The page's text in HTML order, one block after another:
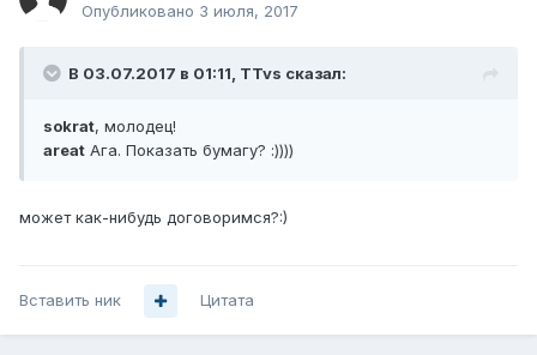
Опубликовано 3 июля, 2017
В 03.07.2017 в 01:11, TTvs сказал:
sokrat, молодец!
areat Ага. Показать бумагу? :))))
может как-нибудь договоримся?:)
Вставить ник Цитата